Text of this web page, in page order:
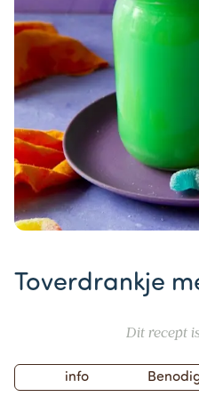
Toverdrankje
Dit recept
info